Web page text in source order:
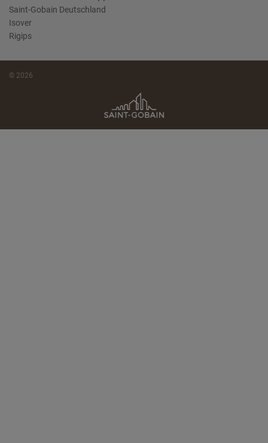
Saint-Gobain Deutschland
Isover
Rigips
© 2026